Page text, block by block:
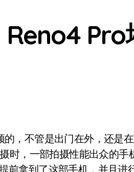
Pro
时，一部拍摄性能出众的手
前拿到了这部手机，并且进